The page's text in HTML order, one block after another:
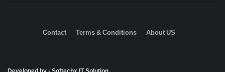
Contact Terms & Conditions About US
Developed by - Softechx IT Solution